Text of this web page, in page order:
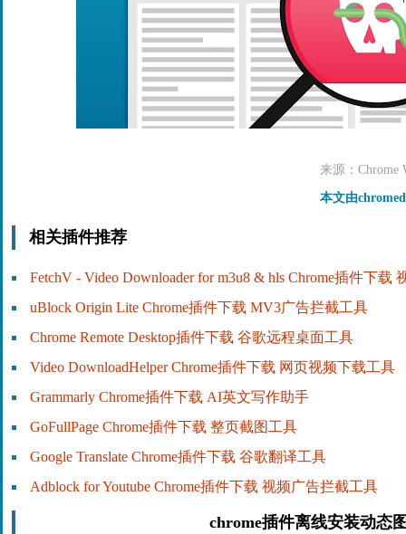
来源：Chrome
本文由
相关插件推荐
FetchV - Video Downloader for m3u8 & hls Chrome插件下载
uBlock Origin Lite Chrome插件下载 MV3广告拦截工具
Chrome Remote Desktop插件下载 谷歌远程桌面工具
Video DownloadHelper Chrome插件下载 网页视频下载工具
Grammarly Chrome插件下载 AI英文写作助手
GoFullPage Chrome插件下载 整页截图工具
Google Translate Chrome插件下载 谷歌翻译工具
Adblock for Youtube Chrome插件下载 视频广告拦截工具
chrome插件离线安装动态